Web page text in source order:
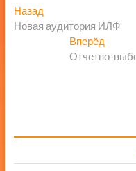
Навигация
по
записям
НазадПредыдущая
запись:
Новая аудитория ИЛФ
Вперёд
Отчетно-